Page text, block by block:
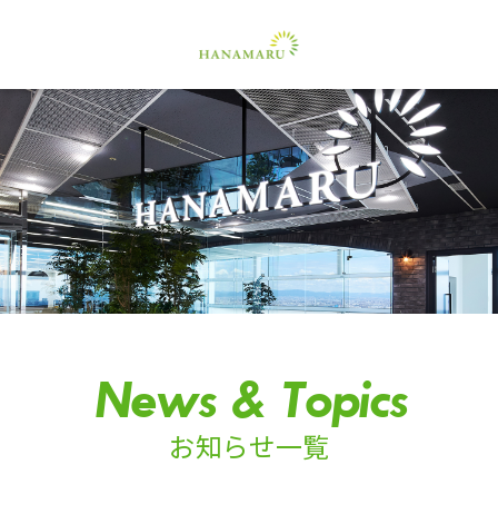
News & Topics
お知らせ一覧